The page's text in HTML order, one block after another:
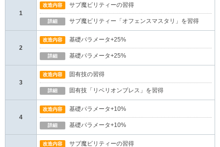
1
改造内容 サブ魔ビリティーの習得
詳細 サブ魔ビリティー「オフェンスマスタリ」を習得
2
改造内容 基礎パラメータ+25%
詳細 基礎パラメータ+25%
3
改造内容 固有技の習得
詳細 固有技「リベリオンブレス」を習得
4
改造内容 基礎パラメータ+10%
詳細 基礎パラメータ+10%
改造内容 サブ魔ビリティーの習得